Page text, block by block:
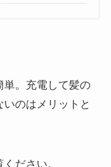
単。充電して髪の
のはメリットと
ださい。